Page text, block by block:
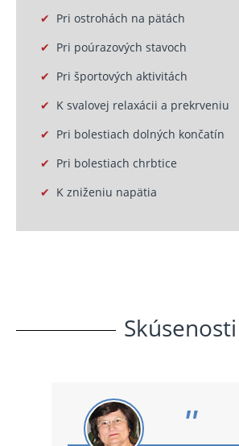
✔ Pri ostrohách na pätách
✔ Pri poúrazových stavoch
✔ Pri športových aktivitách
✔ K svalovej relaxácii a prekrveniu
✔ Pri bolestiach dolných končatín
✔ Pri bolestiach chrbtice
✔ K zniženiu napätia
Skúsenosti
"